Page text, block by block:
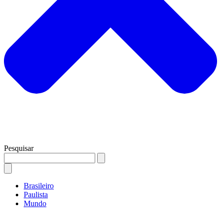
Pesquisar
Brasileiro
Paulista
Mundo